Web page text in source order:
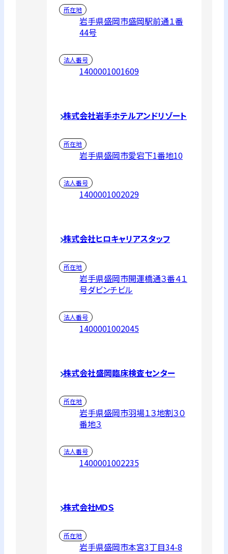
所在地
岩手県盛岡市盛岡駅前通１番
44号
法人番号
1400001001609
株式会社岩手ホテルアンドリゾート
所在地
岩手県盛岡市愛宕下1番地10
法人番号
1400001002029
株式会社ヒロキャリアスタッフ
所在地
岩手県盛岡市開運橋通３番４１
号ダビンチビル
法人番号
1400001002045
株式会社盛岡臨床検査センター
所在地
岩手県盛岡市羽場１３地割３０
番地３
法人番号
1400001002235
株式会社ＭＤＳ
所在地
岩手県盛岡市本宮3丁目34-8